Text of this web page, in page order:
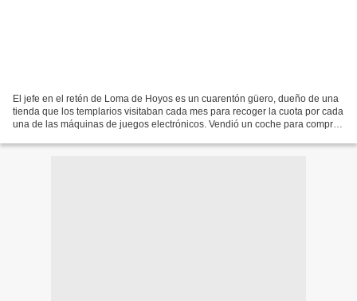
El jefe en el retén de Loma de Hoyos es un cuarentón güero, dueño de una
tienda que los templarios visitaban cada mes para recoger la cuota por cada
una de las máquinas de juegos electrónicos. Vendió un coche para comprar